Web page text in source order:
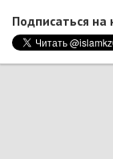
Подписаться на